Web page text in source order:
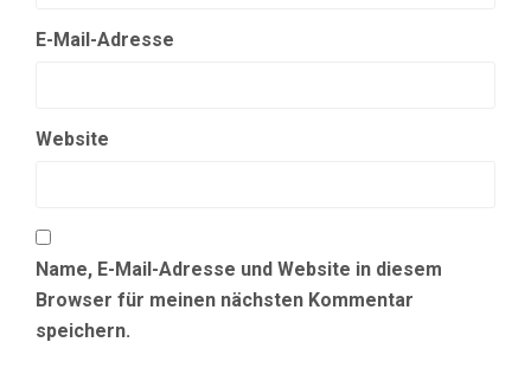
E-Mail-Adresse
Website
Name, E-Mail-Adresse und Website in diesem
Browser für meinen nächsten Kommentar
speichern.